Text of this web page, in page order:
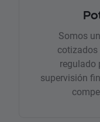
Somos
cotizados
regulado
supervisión